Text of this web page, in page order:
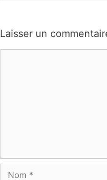
Laisser un
Nom